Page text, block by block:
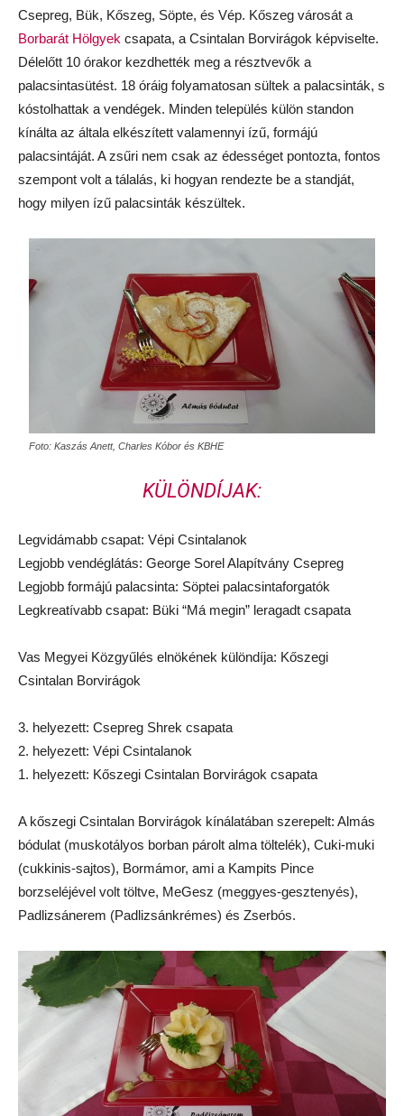
Csepreg, Bük, Kőszeg, Söpte, és Vép. Kőszeg városát a
Borbarát Hölgyek csapata, a Csintalan Borvirágok képviselte.
Délelőtt 10 órakor kezdhették meg a résztvevők a
palacsintasütést. 18 óráig folyamatosan sültek a palacsinták, s
kóstolhattak a vendégek. Minden település külön standon
kínálta az általa elkészített valamennyi ízű, formájú
palacsintáját. A zsűri nem csak az édességet pontozta, fontos
szempont volt a tálalás, ki hogyan rendezte be a standját,
hogy milyen ízű palacsinták készültek.
Foto: Kaszás Anett, Charles Kóbor és KBHE
KÜLÖNDÍJAK:
Legvidámabb csapat: Vépi Csintalanok
Legjobb vendéglátás: George Sorel Alapítvány Csepreg
Legjobb formájú palacsinta: Söptei palacsintaforgatók
Legkreatívabb csapat: Büki “Má megin” leragadt csapata
Vas Megyei Közgyűlés elnökének különdíja: Kőszegi
Csintalan Borvirágok
3. helyezett: Csepreg Shrek csapata
2. helyezett: Vépi Csintalanok
1. helyezett: Kőszegi Csintalan Borvirágok csapata
A kőszegi Csintalan Borvirágok kínálatában szerepelt: Almás
bódulat (muskotályos borban párolt alma töltelék), Cuki-muki
(cukkinis-sajtos), Bormámor, ami a Kampits Pince
borzseléjével volt töltve, MeGesz (meggyes-gesztenyés),
Padlizsánerem (Padlizsánkrémes) és Zserbós.